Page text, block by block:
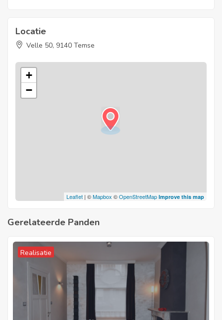
more informations.
Locatie
Velle 50, 9140 Temse
+
−
Leaflet | ©Mapbox ©OpenStreetMap Improve this map
Gerelateerde Panden
Realisatie